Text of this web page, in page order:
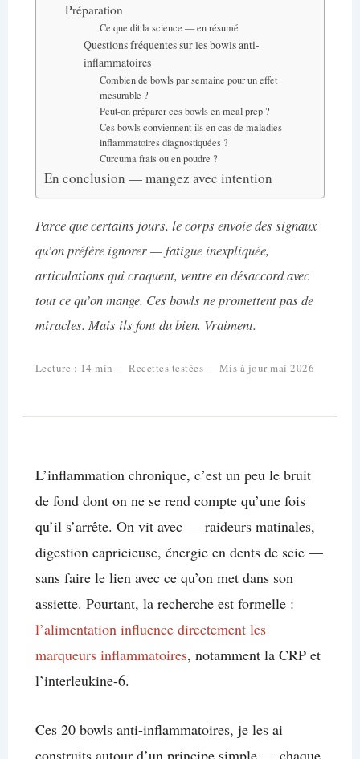
Préparation
Ce que dit la science — en résumé
Questions fréquentes sur les bowls anti-
inflammatoires
Combien de bowls par semaine pour un effet
mesurable ?
Peut-on préparer ces bowls en meal prep ?
Ces bowls conviennent-ils en cas de maladies
inflammatoires diagnostiquées ?
Curcuma frais ou en poudre ?
En conclusion — mangez avec intention
Parce que certains jours, le corps envoie des signaux
qu’on préfère ignorer — fatigue inexpliquée,
articulations qui craquent, ventre en désaccord avec
tout ce qu’on mange. Ces bowls ne promettent pas de
miracles. Mais ils font du bien. Vraiment.
Lecture : 14 min · Recettes testées · Mis à jour mai 2026
L’inflammation chronique, c’est un peu le bruit
de fond dont on ne se rend compte qu’une fois
qu’il s’arrête. On vit avec — raideurs matinales,
digestion capricieuse, énergie en dents de scie —
sans faire le lien avec ce qu’on met dans son
assiette. Pourtant, la recherche est formelle :
l’alimentation influence directement les
marqueurs inflammatoires, notamment la CRP et
l’interleukine-6.
Ces 20 bowls anti-inflammatoires, je les ai
construits autour d’un principe simple — chaque